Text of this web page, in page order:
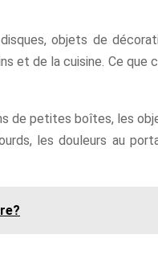
objets de
de la cuisine. Ce que
de petites boîtes, les
les douleurs au